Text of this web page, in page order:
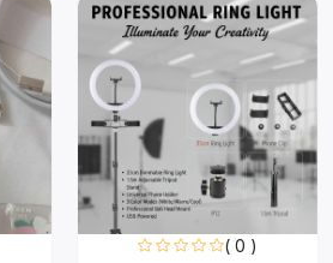
( 0 )